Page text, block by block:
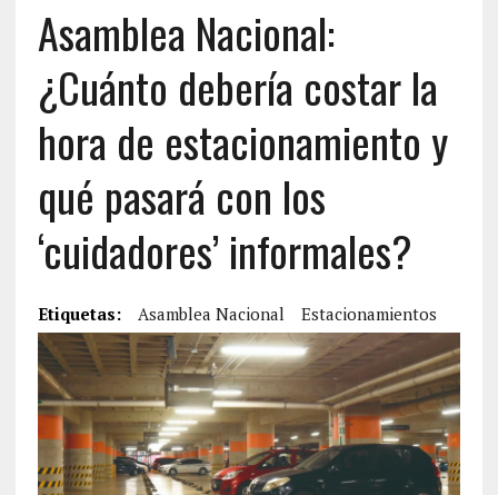
Asamblea Nacional:
¿Cuánto debería costar la
hora de estacionamiento y
qué pasará con los
‘cuidadores’ informales?
Etiquetas: Asamblea Nacional Estacionamientos